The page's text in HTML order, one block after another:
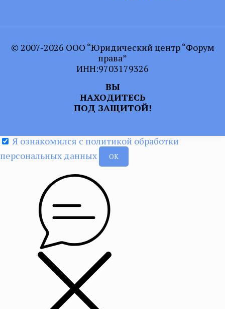
© 2007-2026 ООО “Юридический центр “Форум
права”
ИНН:9703179326
ВЫ
НАХОДИТЕСЬ
ПОД ЗАЩИТОЙ!
Я ознакомился с политикой обработки
персональных данных
ОК